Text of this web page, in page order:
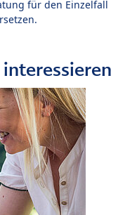
für den Einzelfall
interessieren